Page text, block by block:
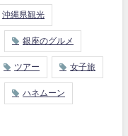
沖縄県観光
銀座のグルメ
ツアー 女子旅
ハネムーン